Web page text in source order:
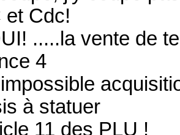
et Cdc!
.....la vente de
4
à statuer
11 des PLU !